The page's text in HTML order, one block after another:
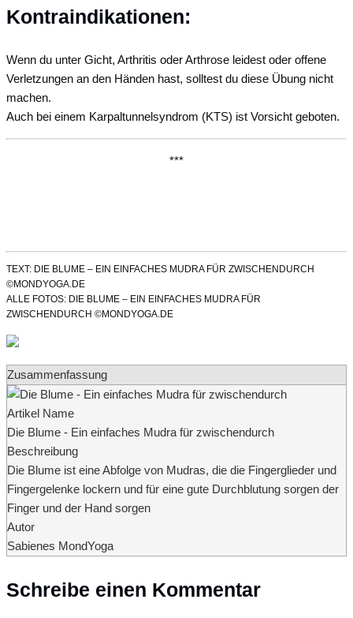
Kontraindikationen:
Wenn du unter Gicht, Arthritis oder Arthrose leidest oder offene
Verletzungen an den Händen hast, solltest du diese Übung nicht
machen.
Auch bei einem Karpaltunnelsyndrom (KTS) ist Vorsicht geboten.
***
TEXT: DIE BLUME – EIN EINFACHES MUDRA FÜR ZWISCHENDURCH
©MONDYOGA.DE
ALLE FOTOS: DIE BLUME – EIN EINFACHES MUDRA FÜR
ZWISCHENDURCH ©MONDYOGA.DE
Zusammenfassung
Artikel Name
Die Blume - Ein einfaches Mudra für zwischendurch
Beschreibung
Die Blume ist eine Abfolge von Mudras, die die Fingerglieder und
Fingergelenke lockern und für eine gute Durchblutung sorgen der
Finger und der Hand sorgen
Autor
Sabienes MondYoga
Schreibe einen Kommentar